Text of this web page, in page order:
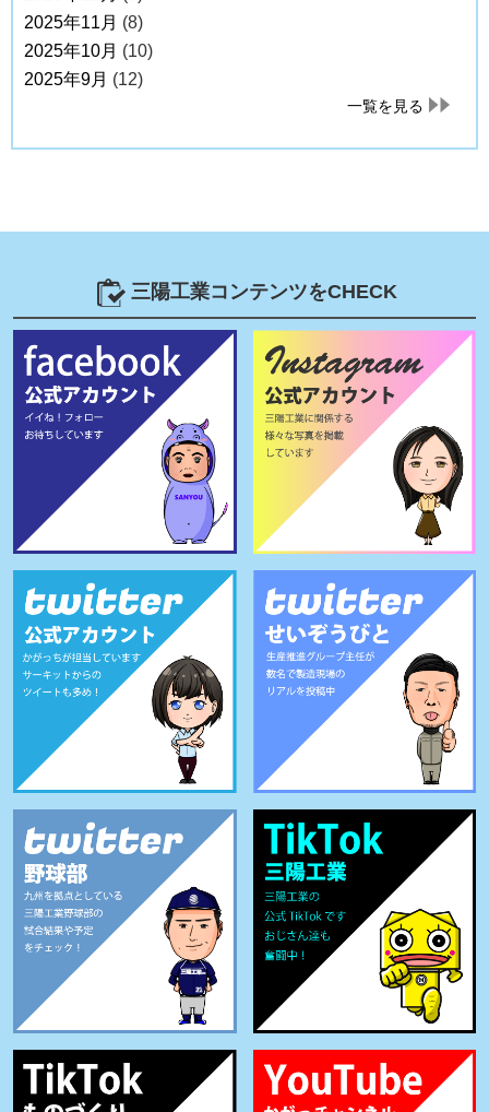
2025年11月 (8)
2025年10月 (10)
2025年9月 (12)
一覧を見る
三陽工業コンテンツをCHECK